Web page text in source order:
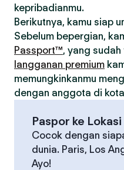
kepribadianmu.
Berikutnya, kamu siap
Sebelum bepergian,
Passport™, yang
langganan premium
memungkinkanmu
dengan anggota di
Paspor ke
Cocok dengan
dunia. Paris, Los
Ayo!